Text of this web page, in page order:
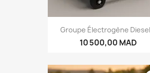
Groupe Électrogène
10 500,00 MAD